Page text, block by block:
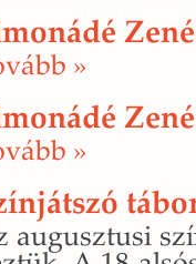
»
»
au­gusz­tu­si